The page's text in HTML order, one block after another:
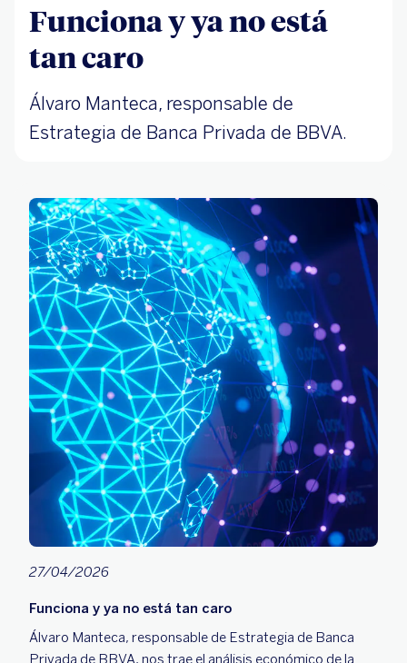
Funciona y ya no está
tan caro
Álvaro Manteca, responsable de
Estrategia de Banca Privada de BBVA.
27/04/2026
Funciona y ya no está tan caro
Álvaro Manteca, responsable de Estrategia de Banca
Privada de BBVA, nos trae el análisis económico de la